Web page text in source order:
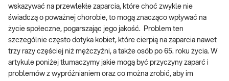
wskazywać na przewlekłe zaparcia, które choć zwykle nie
świadczą o poważnej chorobie, to mogą znacząco wpływać na
życie społeczne, pogarszając jego jakość. Problem ten
szczególnie często dotyka kobiet, które cierpią na zaparcia nawet
trzy razy częściej niż mężczyźni, a także osób po 65. roku życia. W
artykule poniżej tłumaczymy jakie mogą być przyczyny zaparć i
problemów z wypróżnianiem oraz co można zrobić, aby im